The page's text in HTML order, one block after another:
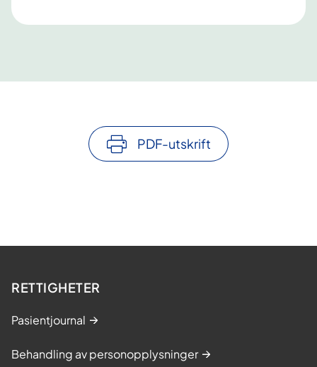
PDF-utskrift
RETTIGHETER
Pasientjournal
Behandling av personopplysninger